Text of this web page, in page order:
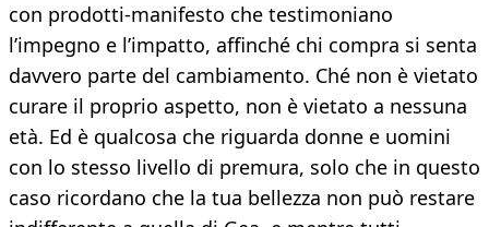
con prodotti-manifesto che testimoniano
l’impegno e l’impatto, affinché chi compra si senta
davvero parte del cambiamento. Ché non è vietato
curare il proprio aspetto, non è vietato a nessuna
età. Ed è qualcosa che riguarda donne e uomini
con lo stesso livello di premura, solo che in questo
caso ricordano che la tua bellezza non può restare